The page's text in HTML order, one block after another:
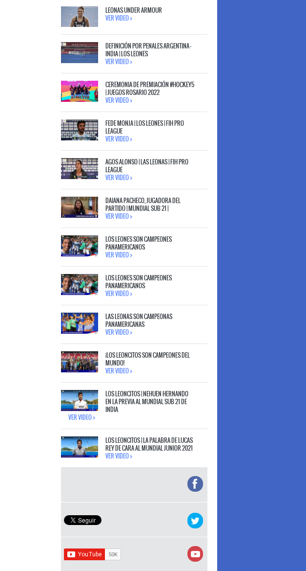
LEONAS UNDER ARMOUR
VER VIDEO >
DEFINICIÓN POR PENALES ARGENTINA -
INDIA | LOS LEONES
VER VIDEO >
CEREMONIA DE PREMIACIÓN #HOCKEY5
| JUEGOS ROSARIO 2022
VER VIDEO >
FEDE MONJA | LOS LEONES | FIH PRO
LEAGUE
VER VIDEO >
AGOS ALONSO | LAS LEONAS | FIH PRO
LEAGUE
VER VIDEO >
DAIANA PACHECO, JUGADORA DEL
PARTIDO | MUNDIAL SUB 21 |
VER VIDEO >
LOS LEONES SON CAMPEONES
PANAMERICANOS
VER VIDEO >
LOS LEONES SON CAMPEONES
PANAMERICANOS
VER VIDEO >
LAS LEONAS SON CAMPEONAS
PANAMERICANAS
VER VIDEO >
¡LOS LEONCITOS SON CAMPEONES DEL
MUNDO!
VER VIDEO >
LOS LEONCITOS | NEHUEN HERNANDO
EN LA PREVIA AL MUNDIAL SUB 21 DE
INDIA
VER VIDEO >
LOS LEONCITOS | LA PALABRA DE LUCAS
REY DE CARA AL MUNDIAL JUNIOR 2021
VER VIDEO >